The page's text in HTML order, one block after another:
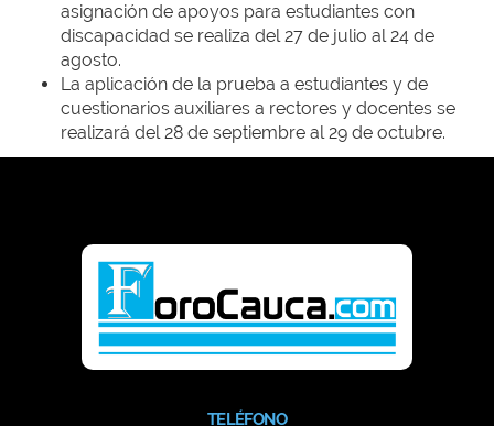
asignación de apoyos para estudiantes con
discapacidad se realiza del 27 de julio al 24 de
agosto.
La aplicación de la prueba a estudiantes y de
cuestionarios auxiliares a rectores y docentes se
realizará del 28 de septiembre al 29 de octubre.
TELÉFONO